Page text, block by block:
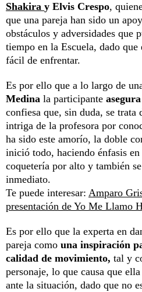
Shakira y Elvis Crespo,
que una pareja han sido un
obstáculos y adversidades que
tiempo en la Escuela, dado
fácil de enfrentar.
Es por ello que a lo largo de
Medina la participante
confiesa que, sin duda, se trata
intriga de la profesora por
ha sido este amorío, la doble
inició todo, haciendo énfasis
coquetería por alto y también
inmediato.
Te puede interesar: Amparo
presentación de Yo Me Llamo
Es por ello que la experta en
pareja como una inspiración
calidad de movimiento, tal y
personaje, lo que causa que
ante la situación, dado que no